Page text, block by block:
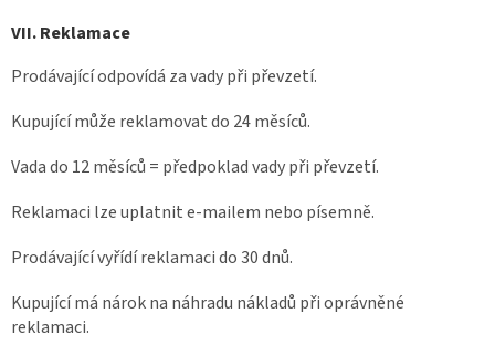
VII. Reklamace
Prodávající odpovídá za vady při převzetí.
Kupující může reklamovat do 24 měsíců.
Vada do 12 měsíců = předpoklad vady při převzetí.
Reklamaci lze uplatnit e-mailem nebo písemně.
Prodávající vyřídí reklamaci do 30 dnů.
Kupující má nárok na náhradu nákladů při oprávněné
reklamaci.